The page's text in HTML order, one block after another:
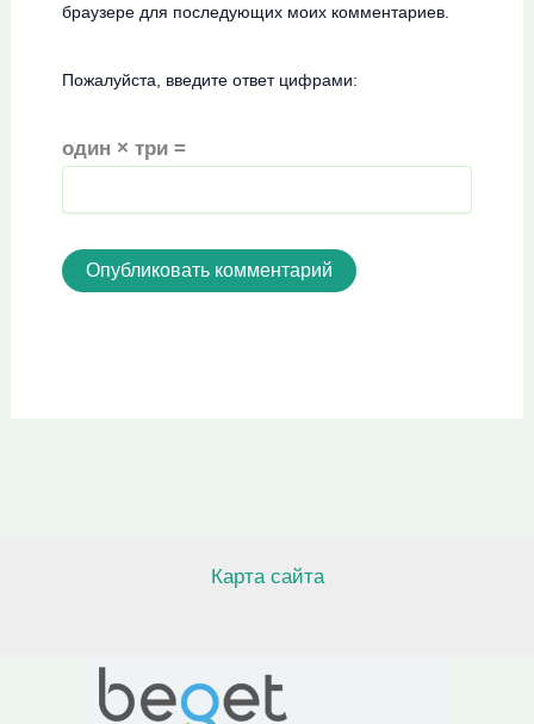
браузере для последующих моих комментариев.
Пожалуйста, введите ответ цифрами:
один × три =
Карта сайта